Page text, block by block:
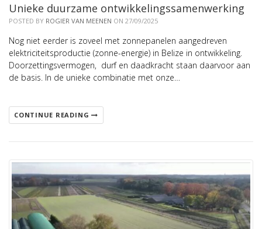
Unieke duurzame ontwikkelingssamenwerking
POSTED BY ROGIER VAN MEENEN ON 27/09/2025
Nog niet eerder is zoveel met zonnepanelen aangedreven
elektriciteitsproductie (zonne-energie) in Belize in ontwikkeling.
Doorzettingsvermogen, durf en daadkracht staan daarvoor aan
de basis. In de unieke combinatie met onze…
CONTINUE READING